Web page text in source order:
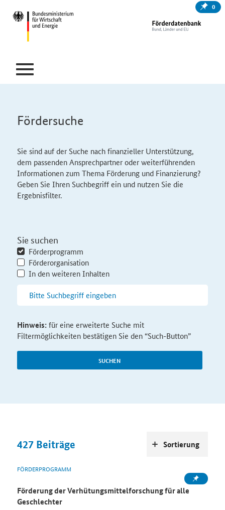
0
Fördersuche
Sie sind auf der Suche nach finanzieller Unterstützung,
dem passenden Ansprechpartner oder weiterführenden
Informationen zum Thema Förderung und Finanzierung?
Geben Sie Ihren Suchbegriff ein und nutzen Sie die
Ergebnisfilter.
Sie suchen
Förderprogramm
Förderorganisation
In den weiteren Inhalten
SUCHEN
Hinweis:für eine erweiterte Suche mit
Filtermöglichkeiten bestätigen Sie den “Such-Button”
427 Beiträge
FÖRDERPROGRAMM
Förderung der Verhütungsmittelforschung für alle
Geschlechter
Sortierung